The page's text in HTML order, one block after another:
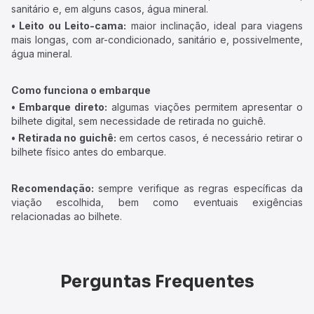
sanitário e, em alguns casos, água mineral.
• Leito ou Leito-cama: maior inclinação, ideal para viagens
mais longas, com ar-condicionado, sanitário e, possivelmente,
água mineral.
Como funciona o embarque
• Embarque direto: algumas viações permitem apresentar o
bilhete digital, sem necessidade de retirada no guichê.
• Retirada no guichê: em certos casos, é necessário retirar o
bilhete físico antes do embarque.
Recomendação: sempre verifique as regras específicas da
viação escolhida, bem como eventuais exigências
relacionadas ao bilhete.
Perguntas Frequentes